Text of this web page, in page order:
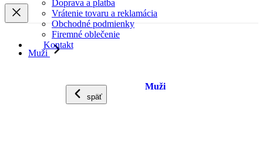
Doprava a platba
Vrátenie tovaru a reklamácia
Obchodné podmienky
Firemné oblečenie
Kontakt
Muži
späť
Muži